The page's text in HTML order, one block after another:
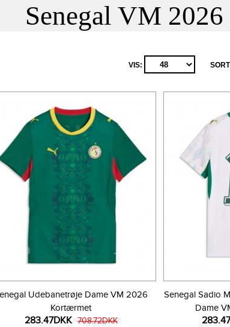
Senegal VM 2026
VIS:
Udebanetrøje Dame VM 2026
Kortærmet
283.47DKK 708.72DKK
Senegal Sadio
Dame